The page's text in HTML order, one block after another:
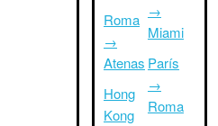
Roma
→
Atenas
Hong
Kong
→
Miami
París
→
Roma